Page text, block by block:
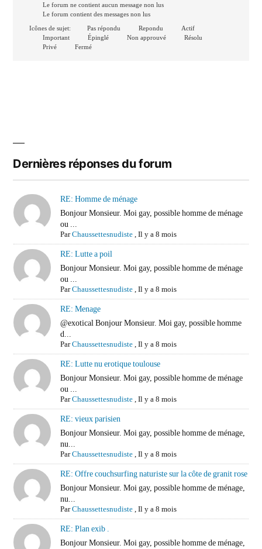
Le forum ne contient aucun message non lus
Le forum contient des messages non lus
Icônes de sujet:
Pas répondu Repondu
Actif
Important
Épinglé Non approuvé
Résolu
Privé
Fermé
Dernières réponses du forum
RE: Homme de ménage
Bonjour Monsieur. Moi gay, possible homme de ménage
ou ...
ParChaussettesnudiste,Il y a 8 mois
RE: Lutte a poil
Bonjour Monsieur. Moi gay, possible homme de ménage
ou ...
ParChaussettesnudiste,Il y a 8 mois
RE: Menage
@exotical Bonjour Monsieur. Moi gay, possible homme
d...
ParChaussettesnudiste,Il y a 8 mois
RE: Lutte nu erotique toulouse
Bonjour Monsieur. Moi gay, possible homme de ménage
ou ...
ParChaussettesnudiste,Il y a 8 mois
RE: vieux parisien
Bonjour Monsieur. Moi gay, possible homme de ménage,
nu...
ParChaussettesnudiste,Il y a 8 mois
RE: Offre couchsurfing naturiste sur la côte de granit rose
Bonjour Monsieur. Moi gay, possible homme de ménage,
nu...
ParChaussettesnudiste,Il y a 8 mois
RE: Plan exib .
Bonjour Monsieur. Moi gay, possible homme de ménage,